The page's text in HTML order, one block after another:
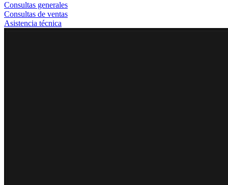
Consultas generales
Consultas de ventas
Asistencia técnica